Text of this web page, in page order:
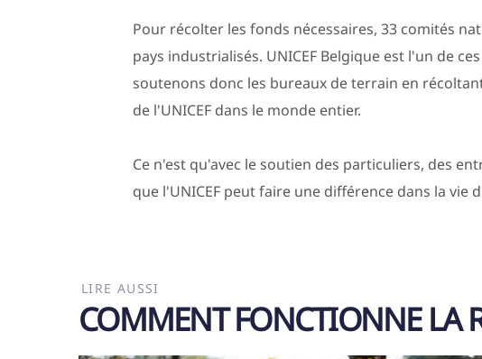
Pour récolter les fonds nécessaires, 33 comités
pays industrialisés. UNICEF Belgique est l'un de
soutenons donc les bureaux de terrain en
de l'UNICEF dans le monde entier.
Ce n'est qu'avec le soutien des particuliers, des
que l'UNICEF peut faire une différence dans la vie
LIRE AUSSI
COMMENT FONCTIONNE LA